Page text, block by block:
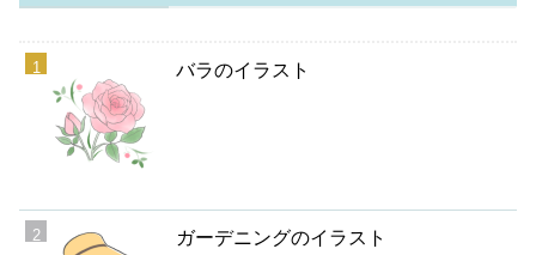
バラのイラスト
ガーデニングのイラスト